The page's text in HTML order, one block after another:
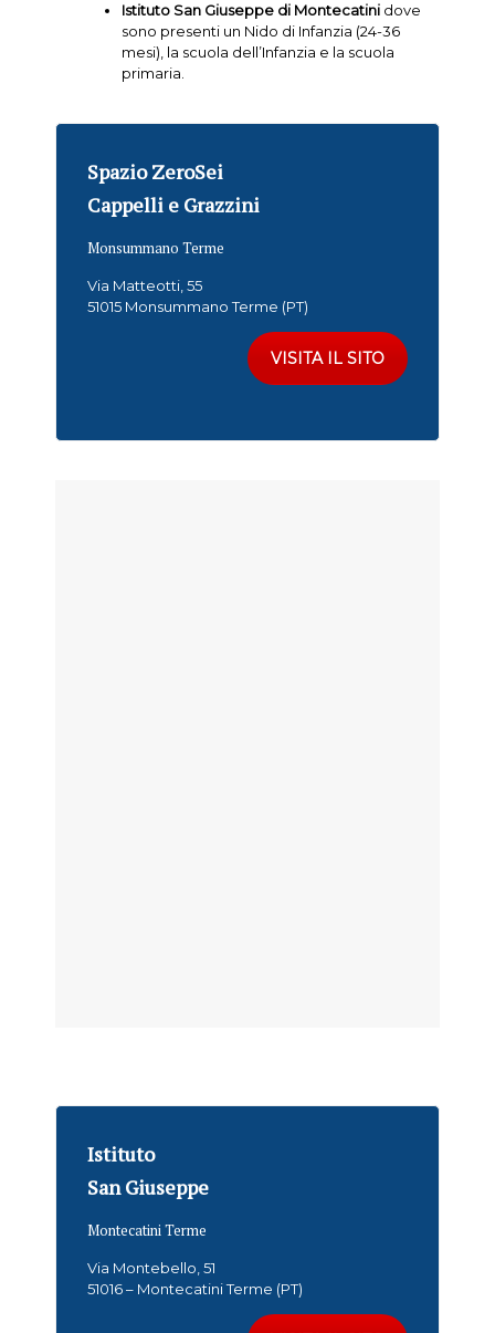
Istituto San Giuseppe di Montecatini dove
sono presenti un Nido di Infanzia (24-36
mesi), la scuola dell’Infanzia e la scuola
primaria.
Spazio ZeroSei
Cappelli e Grazzini
Monsummano Terme
Via Matteotti, 55
51015 Monsummano Terme (PT)
VISITA IL SITO
Istituto
San Giuseppe
Montecatini Terme
Via Montebello, 51
51016 – Montecatini Terme (PT)